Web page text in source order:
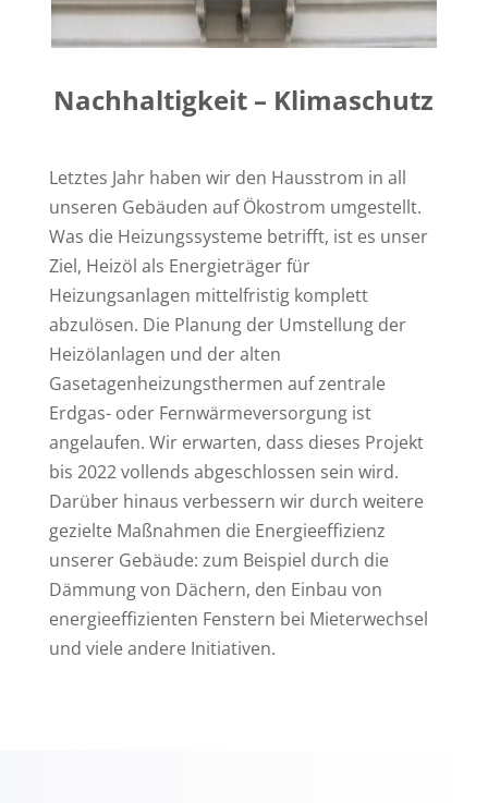
Nachhaltigkeit – Klimaschutz
Letztes Jahr haben wir den Hausstrom in all
unseren Gebäuden auf Ökostrom umgestellt.
Was die Heizungssysteme betrifft, ist es unser
Ziel, Heizöl als Energieträger für
Heizungsanlagen mittelfristig komplett
abzulösen. Die Planung der Umstellung der
Heizölanlagen und der alten
Gasetagenheizungsthermen auf zentrale
Erdgas- oder Fernwärmeversorgung ist
angelaufen. Wir erwarten, dass dieses Projekt
bis 2022 vollends abgeschlossen sein wird.
Darüber hinaus verbessern wir durch weitere
gezielte Maßnahmen die Energieeffizienz
unserer Gebäude: zum Beispiel durch die
Dämmung von Dächern, den Einbau von
energieeffizienten Fenstern bei Mieterwechsel
und viele andere Initiativen.